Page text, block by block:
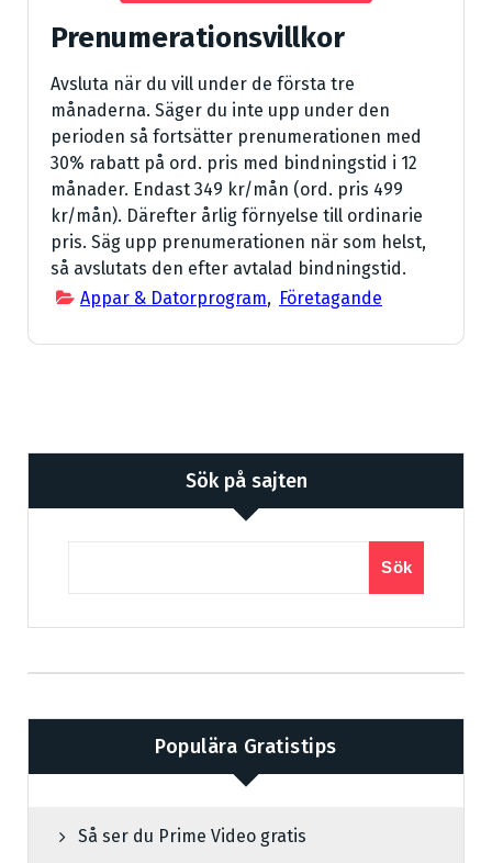
Prenumerationsvillkor
Avsluta när du vill under de första tre
månaderna. Säger du inte upp under den
perioden så fortsätter prenumerationen med
30% rabatt på ord. pris med bindningstid i 12
månader. Endast 349 kr/mån (ord. pris 499
kr/mån). Därefter årlig förnyelse till ordinarie
pris. Säg upp prenumerationen när som helst,
så avslutats den efter avtalad bindningstid.
Appar & Datorprogram, Företagande
Sök på sajten
Sök
Populära Gratistips
Så ser du Prime Video gratis